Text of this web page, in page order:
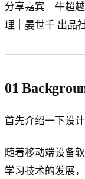
分享嘉宾｜牛超
理｜晏世千 出品
01
首先介绍一下设
随着移动端设备
学习技术的发展，